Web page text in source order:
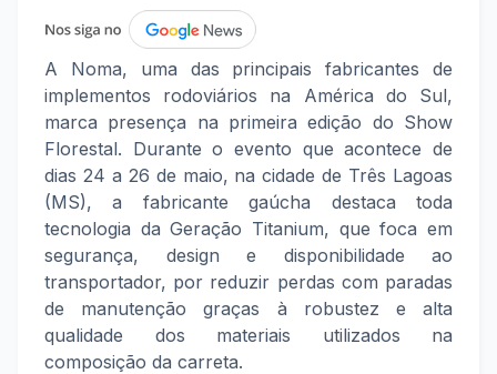
A Noma, uma das principais fabricantes de
implementos rodoviários na América do Sul,
marca presença na primeira edição do Show
Florestal. Durante o evento que acontece de
dias 24 a 26 de maio, na cidade de Três Lagoas
(MS), a fabricante gaúcha destaca toda
tecnologia da Geração Titanium, que foca em
segurança, design e disponibilidade ao
transportador, por reduzir perdas com paradas
de manutenção graças à robustez e alta
qualidade dos materiais utilizados na
composição da carreta.